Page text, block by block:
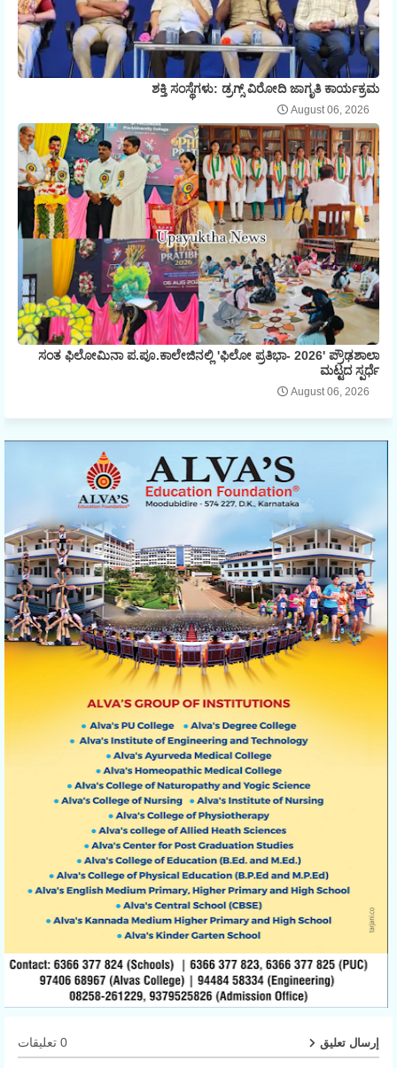
ಶಕ್ತಿ ಸಂಸ್ಥೆಗಳು: ಡ್ರಗ್ಸ್ ವಿರೋದಿ ಜಾಗೃತಿ ಕಾರ್ಯಕ್ರಮ
August 06, 2026
ಸಂತ ಫಿಲೋಮಿನಾ ಪ.ಪೂ.ಕಾಲೇಜಿನಲ್ಲಿ 'ಫಿಲೋ ಪ್ರತಿಭಾ- 2026' ಪ್ರೌಢಶಾಲಾ
ಮಟ್ಟದ ಸ್ಪರ್ಧೆ
August 06, 2026
إرسال تعليق 0 تعليقات